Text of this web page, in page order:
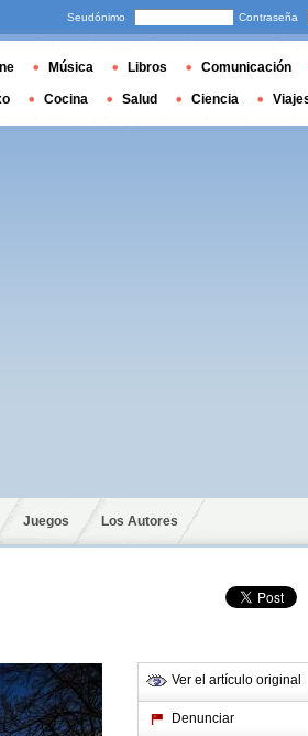
Juegos Los Autores
Ver el artículo original
Denunciar
Seudónimo Contraseña
Música Libros Comunicación
Cocina Salud Ciencia